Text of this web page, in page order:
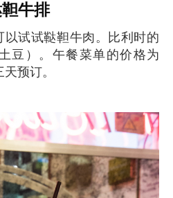
鞑靼牛排
豆）。午餐菜单的价格为
预订。